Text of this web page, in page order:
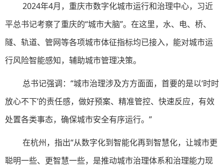
2024年4月，重庆市数字化城市运行和治理中心，习近
平总书记考察了重庆的“城市大脑”。在这里，水、电、桥、
隧、轨道、管网等各项城市体征指标均已接入，能对城市运
行风险智能感知，辅助城市管理决策。
总书记强调：“城市治理涉及方方面面，首要的是以‘时时
放心不下’的责任感，做好预案、精准管控、快速反应，有效
处置各类事态，确保城市安全有序运行。”
在杭州，指出“从数字化到智能化再到智慧化，让城市更
聪明一些、更智慧一些，是推动城市治理体系和治理能力现